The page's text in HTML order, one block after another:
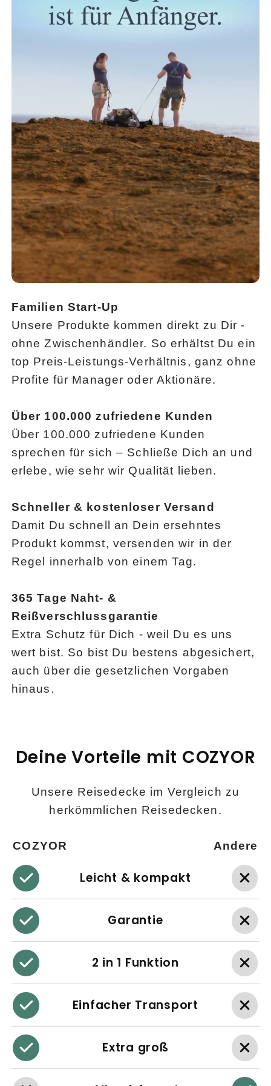
Familien Start-Up
Unsere Produkte kommen direkt zu Dir -
ohne Zwischenhändler. So erhältst Du ein
top Preis-Leistungs-Verhältnis, ganz ohne
Profite für Manager oder Aktionäre.
Über 100.000 zufriedene Kunden
Über 100.000 zufriedene Kunden
sprechen für sich – Schließe Dich an und
erlebe, wie sehr wir Qualität lieben.
Schneller & kostenloser Versand
Damit Du schnell an Dein ersehntes
Produkt kommst, versenden wir in der
Regel innerhalb von einem Tag.
365 Tage Naht- &
Reißverschlussgarantie
Extra Schutz für Dich - weil Du es uns
wert bist. So bist Du bestens abgesichert,
auch über die gesetzlichen Vorgaben
hinaus.
Deine Vorteile mit COZYOR
Unsere Reisedecke im Vergleich zu
herkömmlichen Reisedecken.
COZYOR Andere
Leicht & kompakt
Garantie
2 in 1 Funktion
Einfacher Transport
Extra groß